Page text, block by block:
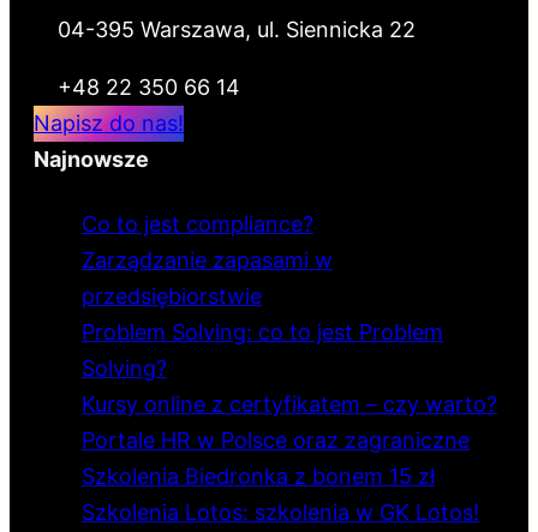
04-395 Warszawa, ul. Siennicka 22
+48 22 350 66 14
Napisz do nas!
Najnowsze
Co to jest compliance?
Zarządzanie zapasami w
przedsiębiorstwie
Problem Solving: co to jest Problem
Solving?
Kursy online z certyfikatem – czy warto?
Portale HR w Polsce oraz zagraniczne
Szkolenia Biedronka z bonem 15 zł
Szkolenia Lotos: szkolenia w GK Lotos!